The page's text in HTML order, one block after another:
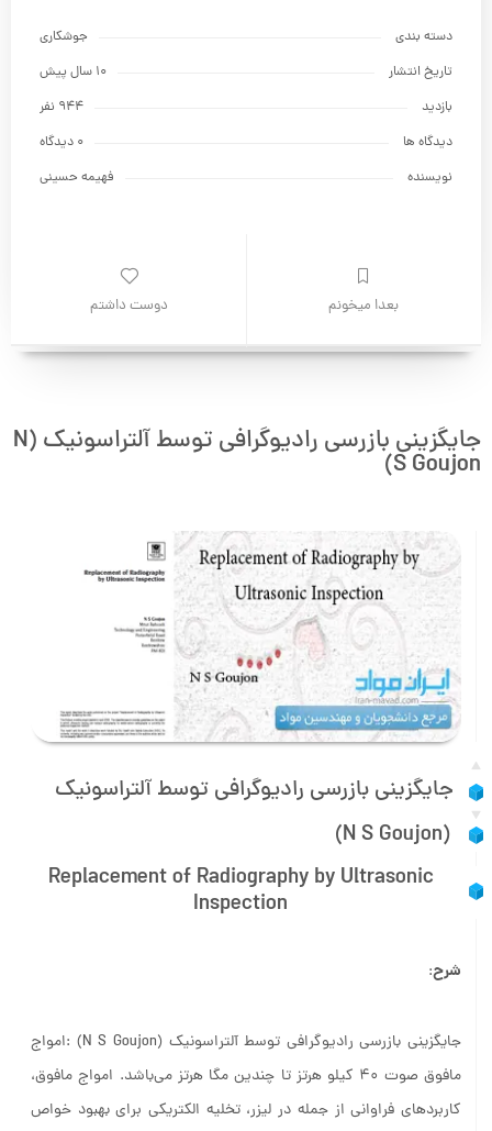
دسته بندی
جوشکاری
تاریخ انتشار
10 سال پیش
بازدید
944 نفر
دیدگاه ها
0 دیدگاه
نویسنده
فهیمه حسینی
بعدا میخونم دوست داشتم
جایگزینی بازرسی رادیوگرافی توسط آلتراسونیک (N
S Goujon)
جایگزینی بازرسی رادیوگرافی توسط آلتراسونیک
(N S Goujon)
Replacement of Radiography by Ultrasonic
Inspection
شرح:
جایگزینی بازرسی رادیوگرافی توسط آلتراسونیک (N S Goujon) :امواج
مافوق صوت ۴۰ کیلو هرتز تا چندین مگا هرتز می‌باشد. امواج مافوق،
کاربردهای فراوانی از جمله در لیزر، تخلیه الکتریکی برای بهبود خواص